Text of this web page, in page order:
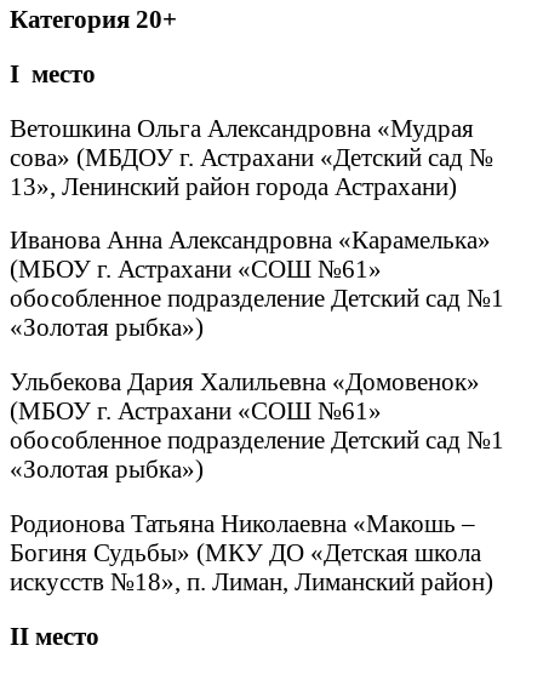
Категория 20+
I место
Ветошкина Ольга Александровна «Мудрая
сова» (МБДОУ г. Астрахани «Детский сад №
13», Ленинский район города Астрахани)
Иванова Анна Александровна «Карамелька»
(МБОУ г. Астрахани «СОШ №61»
обособленное подразделение Детский сад №1
«Золотая рыбка»)
Ульбекова Дария Халильевна «Домовенок»
(МБОУ г. Астрахани «СОШ №61»
обособленное подразделение Детский сад №1
«Золотая рыбка»)
Родионова Татьяна Николаевна «Макошь –
Богиня Судьбы» (МКУ ДО «Детская школа
искусств №18», п. Лиман, Лиманский район)
II место